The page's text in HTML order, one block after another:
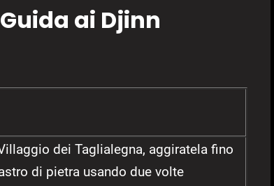
ai Djinn
dei Taglialegna, aggiratela fino
di pietra usando due volte